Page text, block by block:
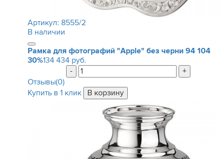
Артикул: 8555/2
В наличии
Рамка для фотографий "Apple" без черни 94 104
30%134 434 руб.
-
+
Отзывы(0)
Купить в 1 клик